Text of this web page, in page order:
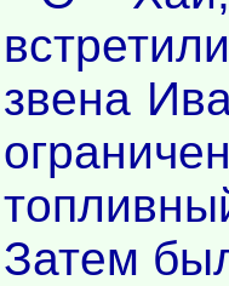
звена
Затем